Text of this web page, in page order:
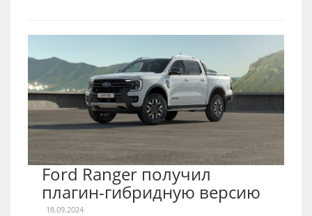
Ford Ranger получил
плагин-гибридную версию
18.09.2024